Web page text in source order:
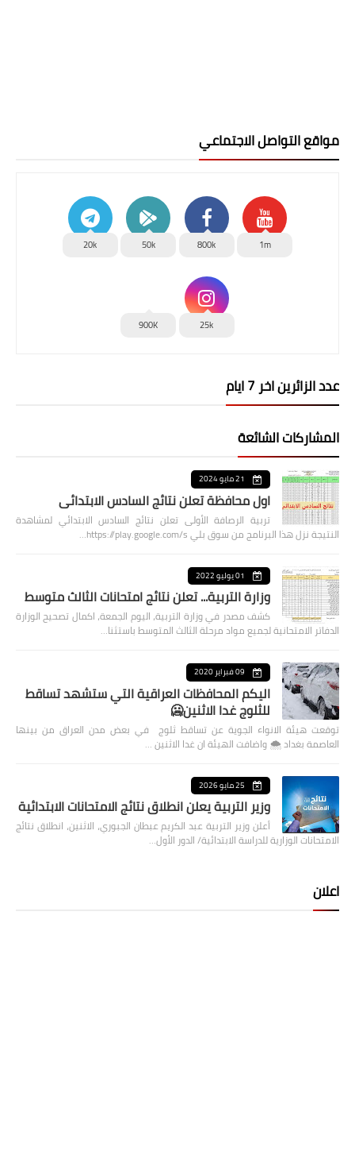
مواقع التواصل الاجتماعي
1m
800k
50k
20k
25k
900K
عدد الزائرين اخر 7 ايام
المشاركات الشائعة
21 مايو 2024
اول محافظة تعلن نتائج السادس الابتدائي
تربية الرصافة الأولى تعلن نتائج السادس الابتدائي لمشاهدة
النتيجة نزل هذا البرنامج من سوق بلي https://play.google.com/s…
01 يوليو 2022
وزارة التربية... تعلن نتائج امتحانات الثالث متوسط
كشف مصدر في وزارة التربية، اليوم الجمعة، اكمال تصحيح الوزارة
الدفاتر الامتحانية لجميع مواد مرحلة الثالث المتوسط باستثنا…
09 فبراير 2020
اليكم المحافظات العراقية التي ستشهد تساقط
للثلوج غدا الاثنين🥶
توقعت هيئة الانواء الجوية عن تساقط ثلوج في بعض مدن العراق من بينها
العاصمة بغداد ⁦🌨️⁩ واضافت الهيئة ان غدا الاثنين …
25 مايو 2026
وزير التربية يعلن انطلاق نتائج الامتحانات الابتدائية
أعلن وزير التربية عبد الكريم عبطان الجبوري، الاثنين، انطلاق نتائج
الامتحانات الوزارية للدراسة الابتدائية/ الدور الأول…
اعلان